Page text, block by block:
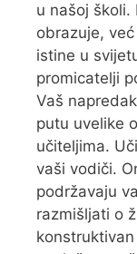
u našoj školi.
obrazuje,
istine u
promicatelji
Vaš
putu uvelike
učiteljima.
vaši vodiči.
podržavaju
razmišljati o